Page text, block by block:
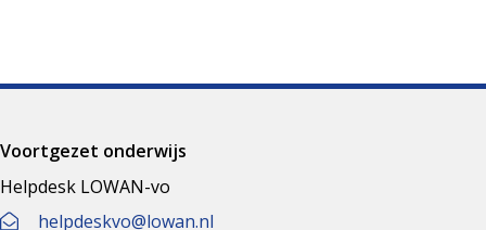
Voortgezet onderwijs
Helpdesk LOWAN-vo
helpdeskvo@lowan.nl